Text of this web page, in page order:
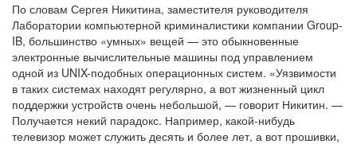
По словам Сергея Никитина, заместителя руководителя
Лаборатории компьютерной криминалистики компании Group-
IB, большинство «умных» вещей — это обыкновенные
электронные вычислительные машины под управлением
одной из UNIX-подобных операционных систем. «Уязвимости
в таких системах находят регулярно, а вот жизненный цикл
поддержки устройств очень небольшой, — говорит Никитин. —
Получается некий парадокс. Например, какой-нибудь
телевизор может служить десять и более лет, а вот прошивки,